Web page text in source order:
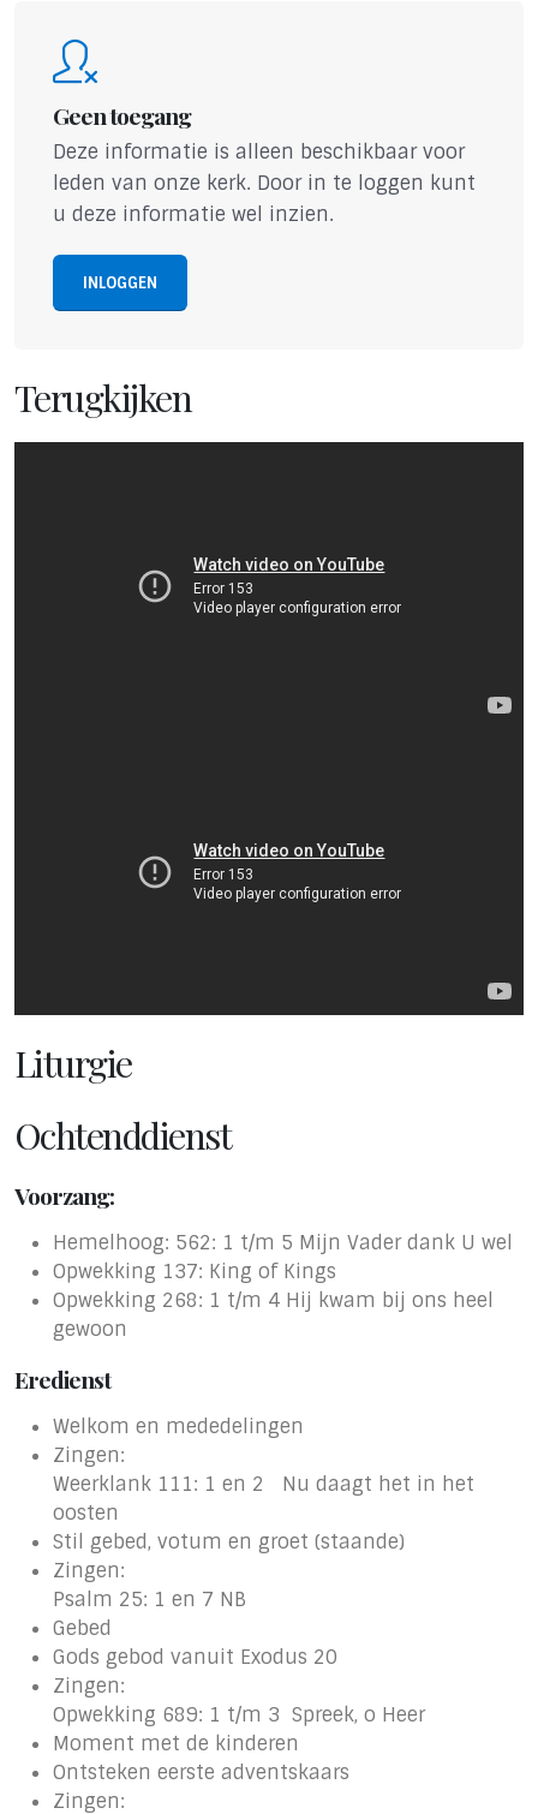
Geen toegang
Deze informatie is alleen beschikbaar voor
leden van onze kerk. Door in te loggen kunt
u deze informatie wel inzien.
INLOGGEN
Terugkijken
Liturgie
Ochtenddienst
Voorzang:
Hemelhoog: 562: 1 t/m 5 Mijn Vader dank U wel
Opwekking 137: King of Kings
Opwekking 268: 1 t/m 4 Hij kwam bij ons heel
gewoon
Eredienst
Welkom en mededelingen
Zingen:
Weerklank 111: 1 en 2 Nu daagt het in het
oosten
Stil gebed, votum en groet (staande)
Zingen:
Psalm 25: 1 en 7 NB
Gebed
Gods gebod vanuit Exodus 20
Zingen:
Opwekking 689: 1 t/m 3 Spreek, o Heer
Moment met de kinderen
Ontsteken eerste adventskaars
Zingen: